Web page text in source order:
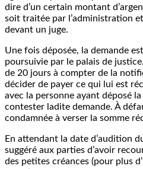
dire d’un certain montant
soit traitée par l’administration
devant un juge.
Une fois déposée, la demande
poursuivie par le palais de
de 20 jours à compter de la
décider de payer ce qui lui est
avec la personne ayant déposé
contester ladite demande. À
condamnée à verser la somme
En attendant la date d’audition
suggéré aux parties d’avoir
des petites créances (pour plus